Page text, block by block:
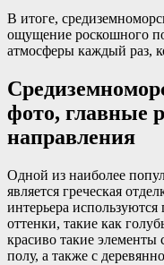
В итоге,
ощущение роскошного
атмосферы каждый раз,
фото, главные
направления
Одной из наиболее
является греческая
интерьера
оттенки, такие как
красиво такие элементы
полу, а также с